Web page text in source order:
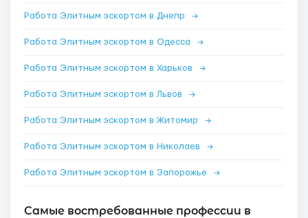
Работа Элитным эскортом в Днепр →
Работа Элитным эскортом в Одесса →
Работа Элитным эскортом в Харьков →
Работа Элитным эскортом в Львов →
Работа Элитным эскортом в Житомир →
Работа Элитным эскортом в Николаев →
Работа Элитным эскортом в Запорожье →
Самые востребованные профессии в